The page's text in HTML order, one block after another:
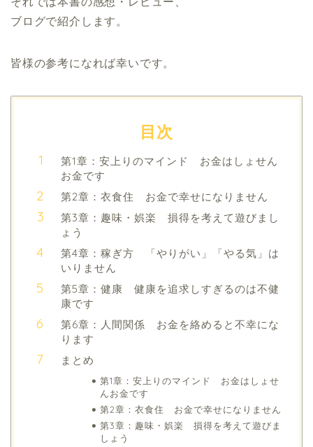
ブログで紹介します。
皆様の参考になれば幸いです。
目次
第1章：安上りのマインド お金はしょせん
お金です
第2章：衣食住 お金で幸せになりません
第3章：趣味・娯楽 損得を考えて遊びまし
ょう
第4章：稼ぎ方 「やりがい」「やる気」は
いりません
第5章：健康 健康を追求しすぎるのは不健
康です
第6章：人間関係 お金を絡めると不幸にな
ります
まとめ
第1章：安上りのマインド お金はしょせ
んお金です
第2章：衣食住 お金で幸せになりません
第3章：趣味・娯楽 損得を考えて遊びま
しょう